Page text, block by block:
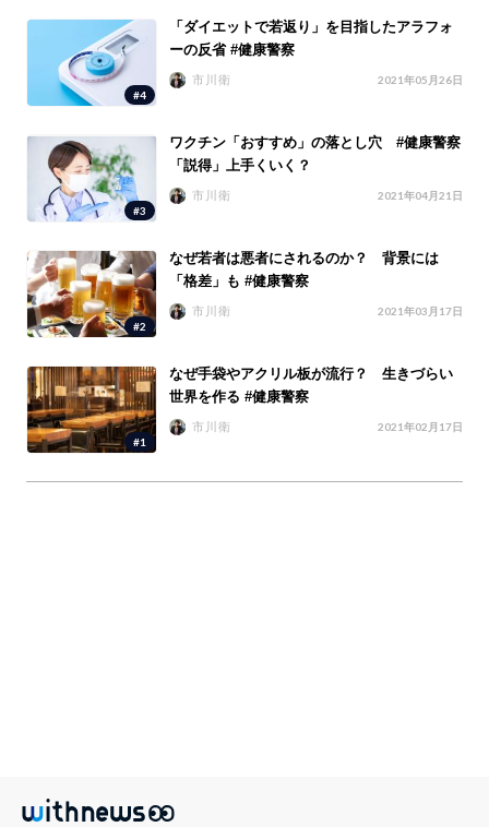
#4
「ダイエットで若返り」を目指したアラフォ
ーの反省 #健康警察
市川衛 2021年05月26日
#3
ワクチン「おすすめ」の落とし穴 #健康警察
「説得」上手くいく？
市川衛 2021年04月21日
#2
なぜ若者は悪者にされるのか？ 背景には
「格差」も #健康警察
市川衛 2021年03月17日
#1
なぜ手袋やアクリル板が流行？ 生きづらい
世界を作る #健康警察
市川衛 2021年02月17日